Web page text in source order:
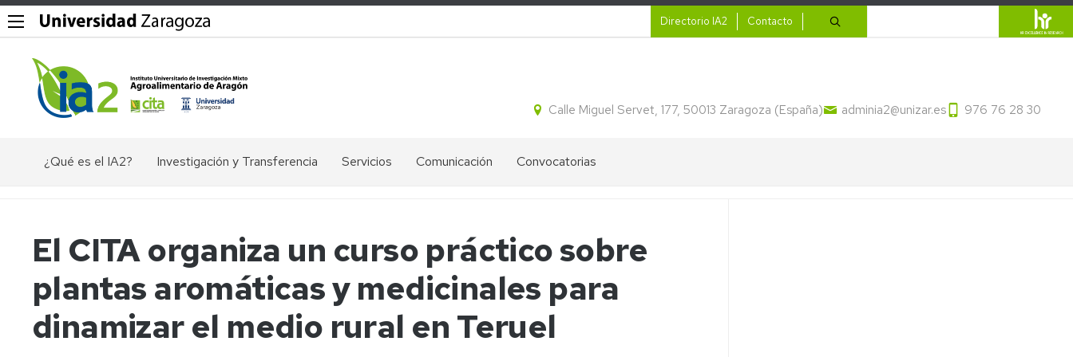
Secundario
Directorio IA2 Contacto
Calle Miguel Servet, 177, 50013 Zaragoza (España) adminia2@unizar.es 976 76 28 30
¿Qué es el IA2?
valores
del
IA2
Documentos
Investigación y Transferencia
de
investigación
Grupos
investigación
Servicios
Extracción
ácidos
Electroforesis
en
Gel
Comunicación
Blog
de
divulgación
del
Boletines
Convocatorias
Ofertas
de
IA2
Líneas
Estratégicas
El CITA organiza un curso práctico sobre
plantas aromáticas y medicinales para
dinamizar el medio rural en Teruel